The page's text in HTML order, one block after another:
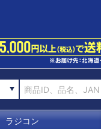
ラジコン